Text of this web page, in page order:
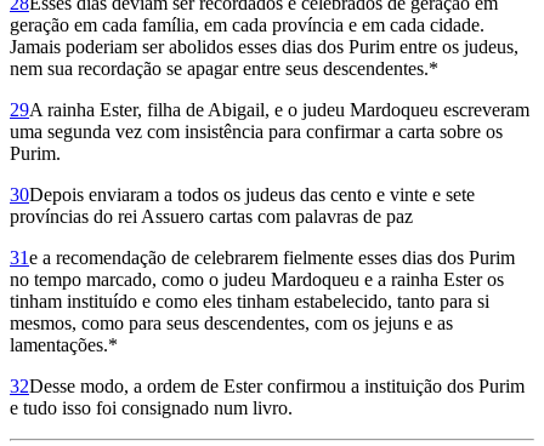
geração em cada família, em cada província e em cada cidade.
Jamais poderiam ser abolidos esses dias dos Purim entre os judeus,
nem sua recordação se apagar entre seus descendentes.*
29A rainha Ester, filha de Abigail, e o judeu Mardoqueu escreveram
uma segunda vez com insistência para confirmar a carta sobre os
Purim.
30Depois enviaram a todos os judeus das cento e vinte e sete
províncias do rei Assuero cartas com palavras de paz
31e a recomendação de celebrarem fielmente esses dias dos Purim
no tempo marcado, como o judeu Mardo­queu e a rainha Ester os
tinham instituído e como eles tinham estabelecido, tanto para si
mesmos, como para seus descendentes, com os jejuns e as
lamentações.*
32Desse modo, a ordem de Ester confirmou a instituição dos Purim
e tudo isso foi consignado num livro.